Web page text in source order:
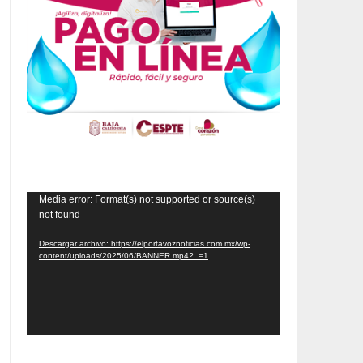
Reproductor
vídeo
Media error: Format(s) not supported or source(s)
not found
Descargar archivo: https://elportavoznoticias.com.mx/wp-
content/uploads/2025/06/BANNER.mp4?_=1